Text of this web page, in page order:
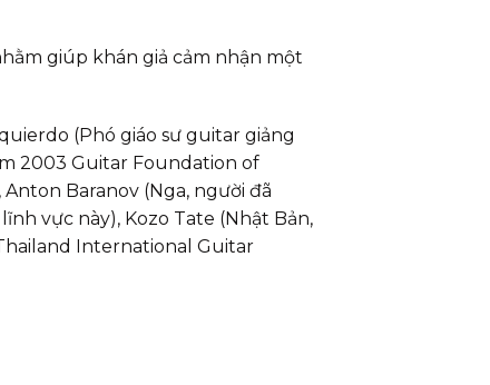
giúp khán giả cảm nhận một
(Phó giáo sư guitar giảng
2003 Guitar Foundation of
Baranov (Nga, người đã
vực này), Kozo Tate (Nhật Bản,
International Guitar